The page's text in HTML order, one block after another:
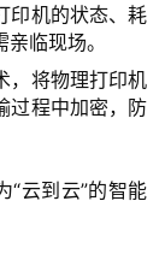
印机的状态、耗
临现场。
，将物理打印机
过程中加密，防
“云到云”的智能